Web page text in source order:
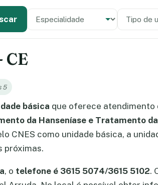
Especialidade
Tipo de unidade
CE
5
básica que oferece atendimento
da Hanseníase e Tratamento da
CNES como unidade básica, a
próximas.
, o telefone é 3615 5074/3615 5102.